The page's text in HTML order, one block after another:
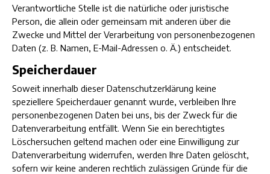
Verantwortliche Stelle ist die natürliche oder juristische
Person, die allein oder gemeinsam mit anderen über die
Zwecke und Mittel der Verarbeitung von personenbezogenen
Daten (z. B. Namen, E-Mail-Adressen o. Ä.) entscheidet.
Speicherdauer
Soweit innerhalb dieser Datenschutzerklärung keine
speziellere Speicherdauer genannt wurde, verbleiben Ihre
personenbezogenen Daten bei uns, bis der Zweck für die
Datenverarbeitung entfällt. Wenn Sie ein berechtigtes
Löschersuchen geltend machen oder eine Einwilligung zur
Datenverarbeitung widerrufen, werden Ihre Daten gelöscht,
sofern wir keine anderen rechtlich zulässigen Gründe für die